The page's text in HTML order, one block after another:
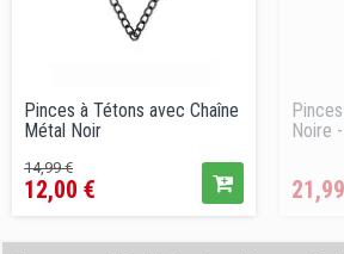
Pinces à Tétons avec Chaîne
Métal Noir
Prix
de
14,99 €Prix
12,00 €
Noire -